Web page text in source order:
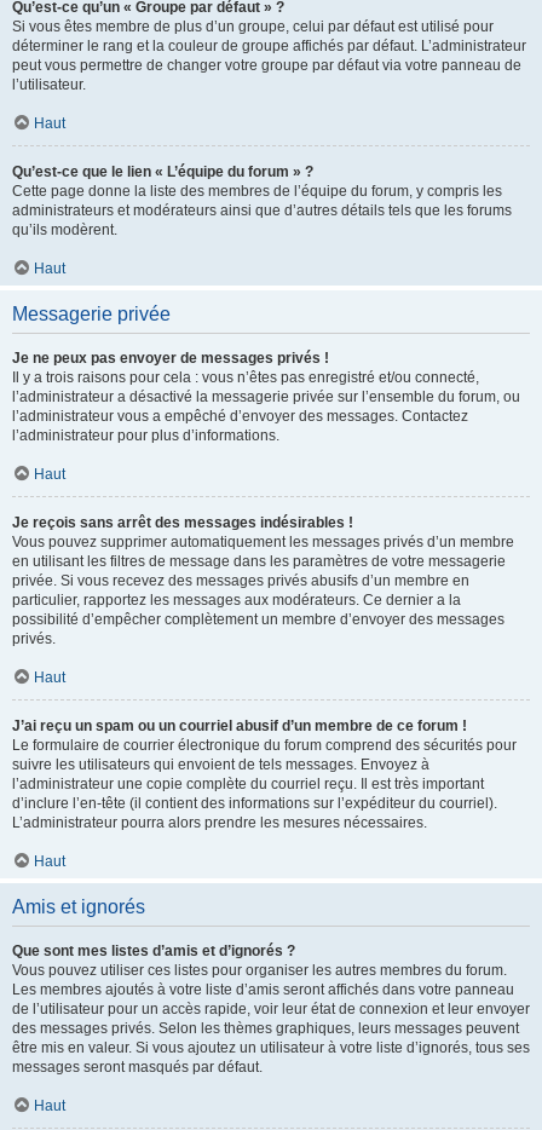
Qu’est-ce qu’un « Groupe par défaut » ?
Si vous êtes membre de plus d’un groupe, celui par défaut est utilisé pour
déterminer le rang et la couleur de groupe affichés par défaut. L’administrateur
peut vous permettre de changer votre groupe par défaut via votre panneau de
l’utilisateur.
Haut
Qu’est-ce que le lien « L’équipe du forum » ?
Cette page donne la liste des membres de l’équipe du forum, y compris les
administrateurs et modérateurs ainsi que d’autres détails tels que les forums
qu’ils modèrent.
Haut
Messagerie privée
Je ne peux pas envoyer de messages privés !
Il y a trois raisons pour cela : vous n’êtes pas enregistré et/ou connecté,
l’administrateur a désactivé la messagerie privée sur l’ensemble du forum, ou
l’administrateur vous a empêché d’envoyer des messages. Contactez
l’administrateur pour plus d’informations.
Haut
Je reçois sans arrêt des messages indésirables !
Vous pouvez supprimer automatiquement les messages privés d’un membre
en utilisant les filtres de message dans les paramètres de votre messagerie
privée. Si vous recevez des messages privés abusifs d’un membre en
particulier, rapportez les messages aux modérateurs. Ce dernier a la
possibilité d’empêcher complètement un membre d’envoyer des messages
privés.
Haut
J’ai reçu un spam ou un courriel abusif d’un membre de ce forum !
Le formulaire de courrier électronique du forum comprend des sécurités pour
suivre les utilisateurs qui envoient de tels messages. Envoyez à
l’administrateur une copie complète du courriel reçu. Il est très important
d’inclure l’en-tête (il contient des informations sur l’expéditeur du courriel).
L’administrateur pourra alors prendre les mesures nécessaires.
Haut
Amis et ignorés
Que sont mes listes d’amis et d’ignorés ?
Vous pouvez utiliser ces listes pour organiser les autres membres du forum.
Les membres ajoutés à votre liste d’amis seront affichés dans votre panneau
de l’utilisateur pour un accès rapide, voir leur état de connexion et leur envoyer
des messages privés. Selon les thèmes graphiques, leurs messages peuvent
être mis en valeur. Si vous ajoutez un utilisateur à votre liste d’ignorés, tous ses
messages seront masqués par défaut.
Haut